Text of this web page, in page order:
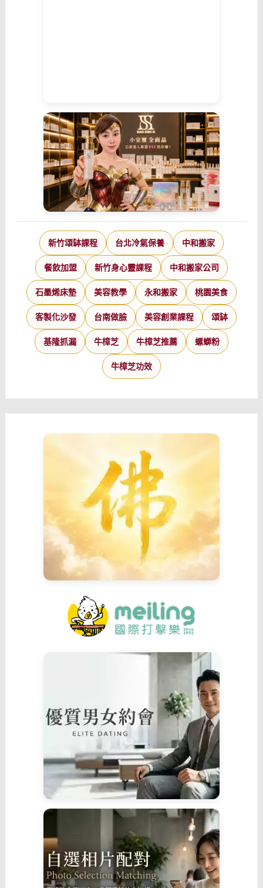
新竹頌缽課程 台北冷氣保養 中和搬家
餐飲加盟 新竹身心靈課程 中和搬家公司
石墨烯床墊 美容教學 永和搬家 桃園美食
客製化沙發 台南做臉 美容創業課程 頌缽
基隆抓漏 牛樟芝 牛樟芝推薦 螺螄粉
牛樟芝功效